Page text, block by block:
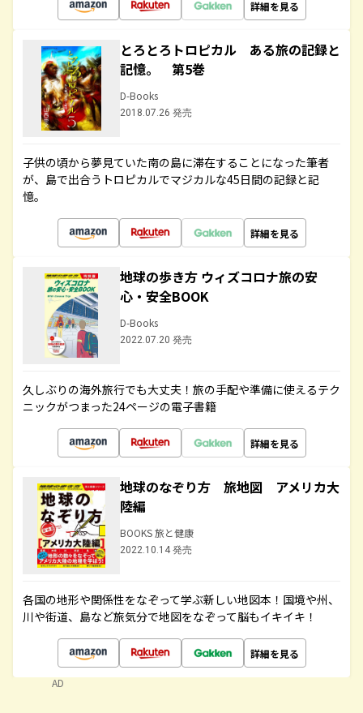
詳細を見る
とろとろトロピカル ある旅の記録と
記憶。 第5巻
D-Books
2018.07.26 発売
子供の頃から夢見ていた南の島に滞在することになった筆者
が、島で出合うトロピカルでマジカルな45日間の記録と記
憶。
詳細を見る
地球の歩き方 ウィズコロナ旅の安
心・安全BOOK
D-Books
2022.07.20 発売
久しぶりの海外旅行でも大丈夫！旅の手配や準備に使えるテク
ニックがつまった24ページの電子書籍
詳細を見る
地球のなぞり方 旅地図 アメリカ大
陸編
BOOKS 旅と健康
2022.10.14 発売
各国の地形や関係性をなぞって学ぶ新しい地図本！国境や州、
川や街道、島など旅気分で地図をなぞって脳もイキイキ！
詳細を見る
AD